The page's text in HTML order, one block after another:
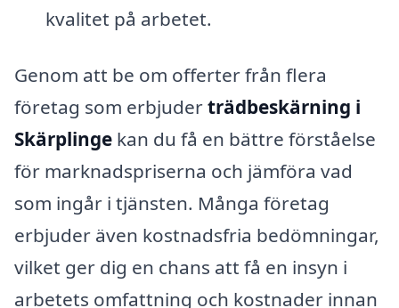
kvalitet på arbetet.
Genom att be om offerter från flera
företag som erbjuderträdbeskärning i
Skärplinge kan du få en bättre förståelse
för marknadspriserna och jämföra vad
som ingår i tjänsten. Många företag
erbjuder även kostnadsfria bedömningar,
vilket ger dig en chans att få en insyn i
arbetets omfattning och kostnader innan